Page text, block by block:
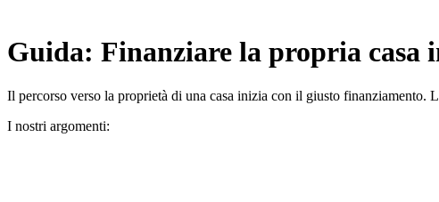
Guida: Finanziare la propria casa
Il percorso verso la proprietà di una casa inizia con il giusto finanziamento.
I nostri argomenti: